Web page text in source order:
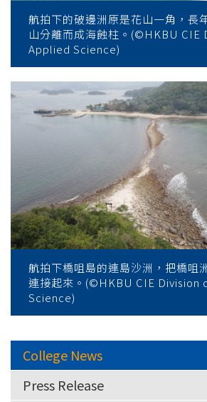
航拍下的破邊洲原是花山一角，長
山分離而成海蝕柱。(©HKBU CIE
Applied Science)
航拍下橋咀島的連島沙洲，把橋咀
連接起來。(©HKBU CIE Division
Science)
College News
Press Release